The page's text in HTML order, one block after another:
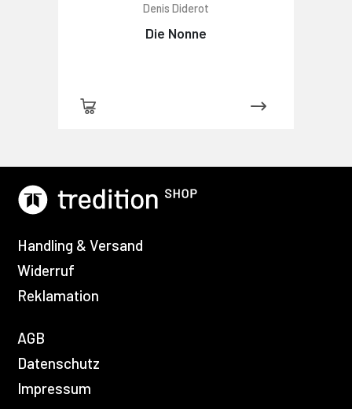
Denis Diderot
Die Nonne
Handling & Versand
Widerruf
Reklamation
AGB
Datenschutz
Impressum